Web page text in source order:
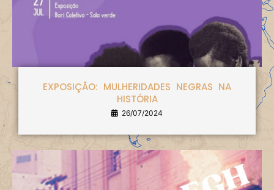
EXPOSIÇÃO: MULHERIDADES NEGRAS NA
HISTÓRIA
26/07/2024